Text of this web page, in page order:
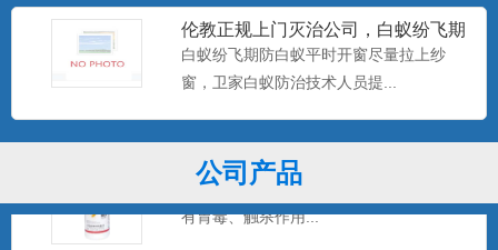
伦教正规上门灭治公司，白蚁纷飞期
防白蚁平时开窗尽量拉上纱窗
白蚁纷飞期防白蚁平时开窗尽量拉上纱
窗，卫家白蚁防治技术人员提...
公司产品
美国百户喜10%联苯菊酯乳油
产品特点：美国富美实公司出品，有刺激
气味，具有驱避和触杀作用...
非驱避剂型，无刺激气味，可杀可防，具
有胃毒、触杀作用...